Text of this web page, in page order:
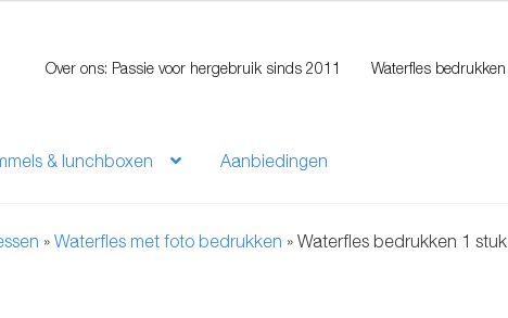
Over ons: Passie voor hergebruik sinds 2011 Waterfles bedrukken
& lunchboxen Aanbiedingen
»Waterfles met foto bedrukken »Waterfles bedrukken 1 stuk